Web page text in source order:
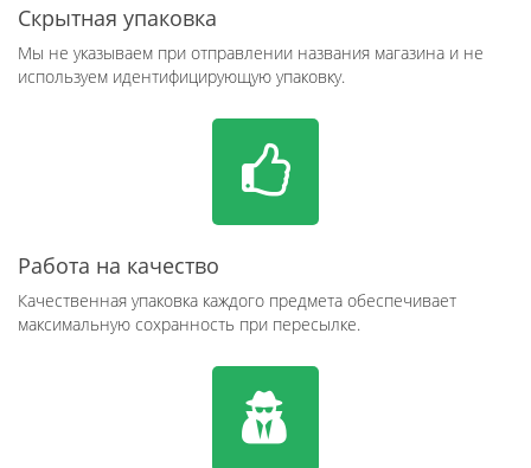
Скрытная упаковка
Мы не указываем при отправлении названия магазина и не
используем идентифицирующую упаковку.
Работа на качество
Качественная упаковка каждого предмета обеспечивает
максимальную сохранность при пересылке.